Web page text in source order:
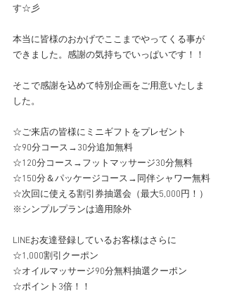
す☆彡
本当に皆様のおかげでここまでやってくる事が
できました。感謝の気持ちでいっぱいです！！
そこで感謝を込めて特別企画をご用意いたしま
した。
☆ご来店の皆様にミニギフトをプレゼント
☆90分コース→30分追加無料
☆120分コース→フットマッサージ30分無料
☆150分＆パッケージコース→同伴シャワー無料
☆次回に使える割引券抽選会（最大5,000円！）
※シンプルプランは適用除外
LINEお友達登録しているお客様はさらに
☆1,000割引クーポン
☆オイルマッサージ90分無料抽選クーポン
☆ポイント3倍！！